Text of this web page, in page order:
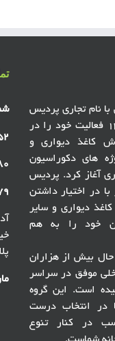
نام تجاری پردیس
پایتخت، از سال ۱۳۸۸ فعالیت خود را در
کاغذ دیواری و
های دکوراسیون
آغاز کرد. پردیس
در اختیار داشتن
دیواری و سایر
خود را به هم
حال بیش از هزاران
موفق در سراسر
است. این گروه
در انتخاب درست
در کنار تنوع
پلاک ۵۵